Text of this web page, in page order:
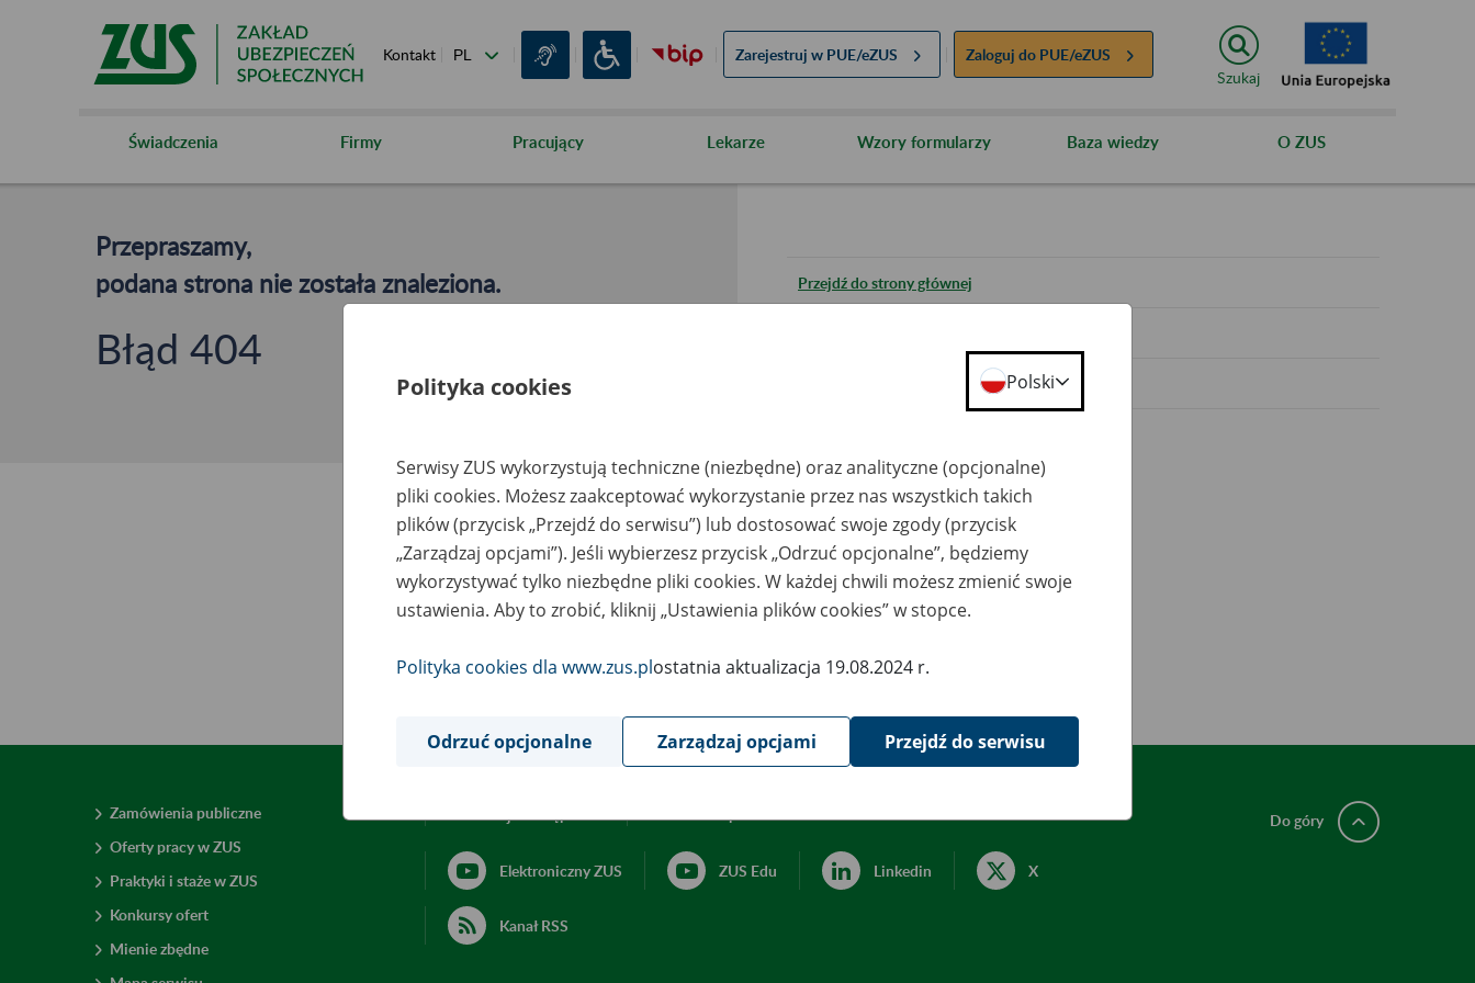
Kontakt Zarejestruj w PUE/eZUS Zaloguj do PUE/eZUS
Szukaj
Świadczenia Firmy Pracujący Lekarze Wzory formularzy Baza wiedzy O ZUS
Przepraszamy,
podana strona nie została znaleziona.
Błąd 404
Przejdź do strony głównej
Zamówienia publiczne
Oferty pracy w ZUS
Praktyki i staże w ZUS
Konkursy ofert
Mienie zbędne
Elektroniczny ZUS ZUS Edu Linkedin X
Kanał RSS
Do góry
Polityka cookies Polski
Serwisy ZUS wykorzystują techniczne (niezbędne) oraz analityczne (opcjonalne)
pliki cookies. Możesz zaakceptować wykorzystanie przez nas wszystkich takich
plików (przycisk „Przejdź do serwisu”) lub dostosować swoje zgody (przycisk
„Zarządzaj opcjami”). Jeśli wybierzesz przycisk „Odrzuć opcjonalne”, będziemy
wykorzystywać tylko niezbędne pliki cookies. W każdej chwili możesz zmienić swoje
ustawienia. Aby to zrobić, kliknij „Ustawienia plików cookies” w stopce.
Polityka cookies dla www.zus.plostatnia aktualizacja 19.08.2024 r.
Odrzuć opcjonalne Zarządzaj opcjami Przejdź do serwisu